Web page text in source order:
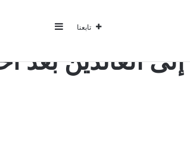
تابعنا إضافة عمود
العائدين بعد